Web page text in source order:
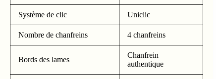
Système de clic Uniclic
Nombre de chanfreins 4 chanfreins
Bords des lames
Chanfrein
authentique